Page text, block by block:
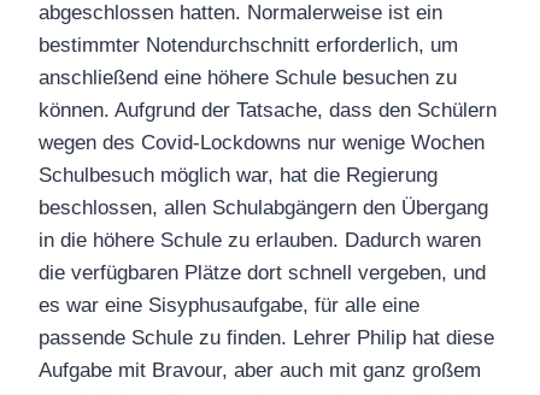
abgeschlossen hatten. Normalerweise ist ein
bestimmter Notendurchschnitt erforderlich, um
anschließend eine höhere Schule besuchen zu
können. Aufgrund der Tatsache, dass den Schülern
wegen des Covid-Lockdowns nur wenige Wochen
Schulbesuch möglich war, hat die Regierung
beschlossen, allen Schulabgängern den Übergang
in die höhere Schule zu erlauben. Dadurch waren
die verfügbaren Plätze dort schnell vergeben, und
es war eine Sisyphusaufgabe, für alle eine
passende Schule zu finden. Lehrer Philip hat diese
Aufgabe mit Bravour, aber auch mit ganz großem